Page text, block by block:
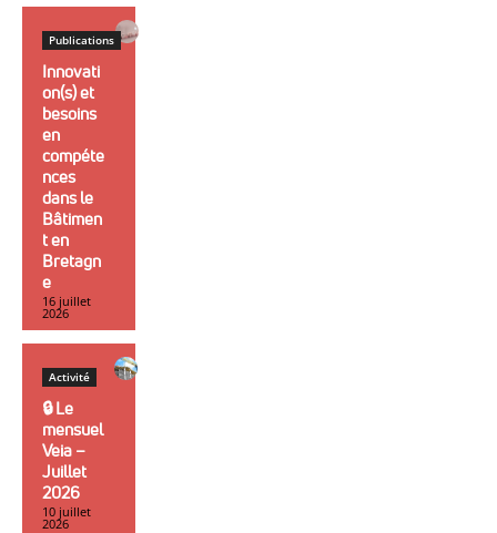
Publications
Innovati
on(s) et
besoins
en
compéte
nces
dans le
Bâtimen
t en
Bretagn
e
16 juillet
2026
Activité
🔒︎ Le
mensuel
Veia –
Juillet
2026
10 juillet
2026